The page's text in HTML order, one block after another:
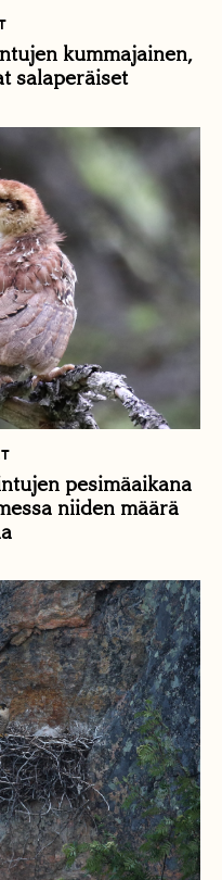
kummajainen,
salaperäiset
pesimäaikana
niiden määrä